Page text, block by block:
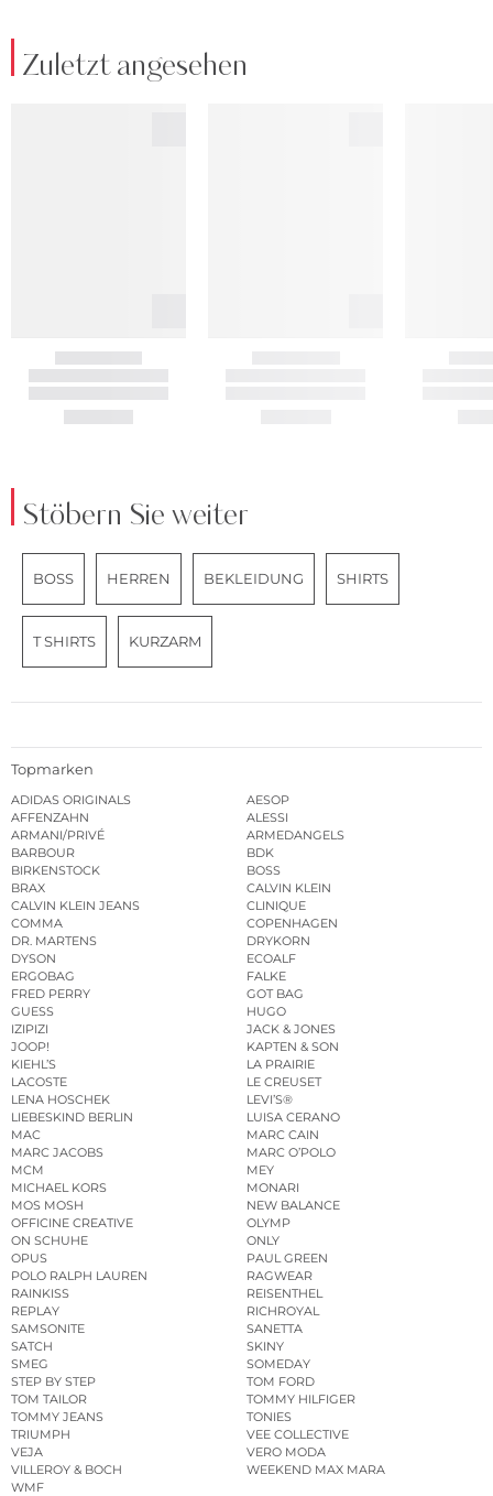
Zuletzt angesehen
Stöbern Sie weiter
BOSS HERREN BEKLEIDUNG SHIRTS
T SHIRTS KURZARM
Topmarken
ADIDAS ORIGINALS
AESOP
AFFENZAHN
ALESSI
ARMANI/PRIVÉ
ARMEDANGELS
BARBOUR
BDK
BIRKENSTOCK
BOSS
BRAX
CALVIN KLEIN
CALVIN KLEIN JEANS
CLINIQUE
COMMA
COPENHAGEN
DR. MARTENS
DRYKORN
DYSON
ECOALF
ERGOBAG
FALKE
FRED PERRY
GOT BAG
GUESS
HUGO
IZIPIZI
JACK & JONES
JOOP!
KAPTEN & SON
KIEHL’S
LA PRAIRIE
LACOSTE
LE CREUSET
LENA HOSCHEK
LEVI’S®
LIEBESKIND BERLIN
LUISA CERANO
MAC
MARC CAIN
MARC JACOBS
MARC O’POLO
MCM
MEY
MICHAEL KORS
MONARI
MOS MOSH
NEW BALANCE
OFFICINE CREATIVE
OLYMP
ON SCHUHE
ONLY
OPUS
PAUL GREEN
POLO RALPH LAUREN
RAGWEAR
RAINKISS
REISENTHEL
REPLAY
RICHROYAL
SAMSONITE
SANETTA
SATCH
SKINY
SMEG
SOMEDAY
STEP BY STEP
TOM FORD
TOM TAILOR
TOMMY HILFIGER
TOMMY JEANS
TONIES
TRIUMPH
VEE COLLECTIVE
VEJA
VERO MODA
VILLEROY & BOCH
WEEKEND MAX MARA
WMF